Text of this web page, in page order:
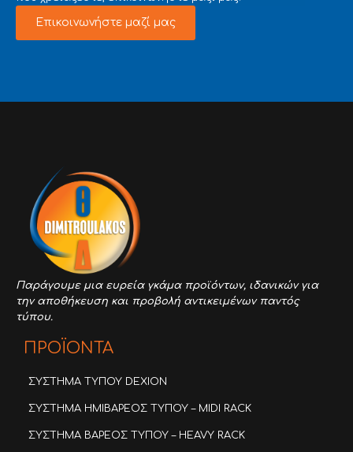
Επικοινωνήστε μαζί μας
Παράγουμε μια ευρεία γκάμα προϊόντων, ιδανικών για
την αποθήκευση και προβολή αντικειμένων παντός
τύπου.
ΠΡΟΪΟΝΤΑ
ΣΥΣΤΗΜΑ ΤΥΠΟΥ DEXION
ΣΥΣΤΗΜΑ ΗΜΙΒΑΡΕΟΣ ΤΥΠΟΥ – MIDI RACK
ΣΥΣΤΗΜΑ ΒΑΡΕΟΣ ΤΥΠΟΥ – HEAVY RACK